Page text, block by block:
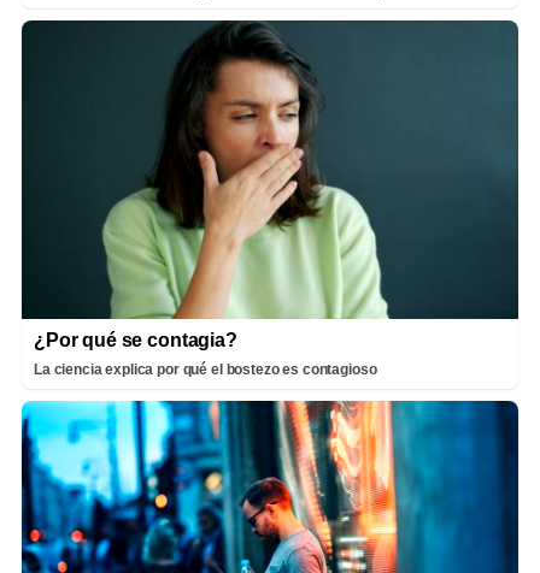
¿Por qué se contagia?
La ciencia explica por qué el bostezo es contagioso